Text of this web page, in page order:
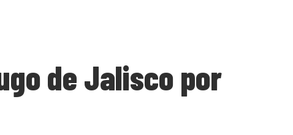
de Jalisco por